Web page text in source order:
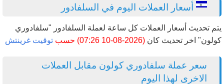
أسعار العملات اليوم في السلفادور
يتم تحديث أسعار العملات كل ساعة لعملة السلفادور "سلفادوري
كولون" اخر تحديث كان (2026-08-10 07:26) حسب توقيت غرينتش
سعر عملة سلفادوري كولون مقابل العملات
الاخرى لهذا اليوم